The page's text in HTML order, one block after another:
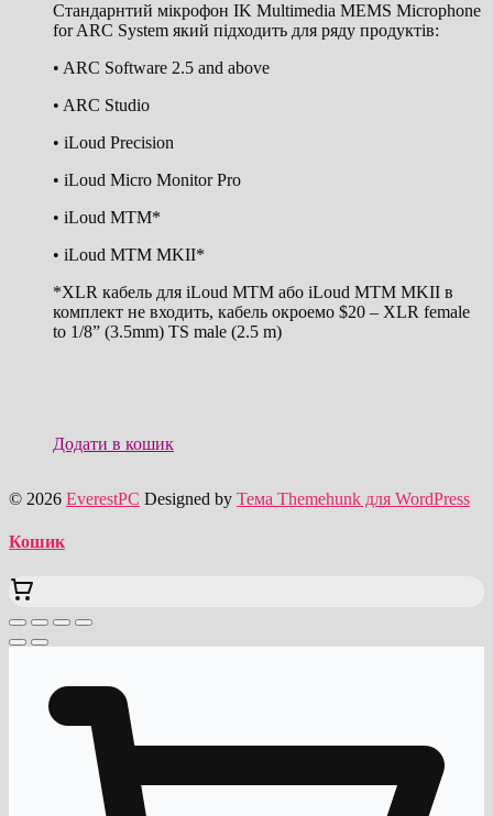
Стандарнтий мікрофон IK Multimedia MEMS Microphone
for ARC System який підходить для ряду продуктів:
• ARC Software 2.5 and above
• ARC Studio
• iLoud Precision
• iLoud Micro Monitor Pro
• iLoud MTM*
• iLoud MTM MKII*
*XLR кабель для iLoud MTM або iLoud MTM MKII в
комплект не входить, кабель окроемо $20 – XLR female
to 1/8” (3.5mm) TS male (2.5 m)
Додати в кошик
© 2026 EverestPC Designed by Тема Themehunk для WordPress
Кошик